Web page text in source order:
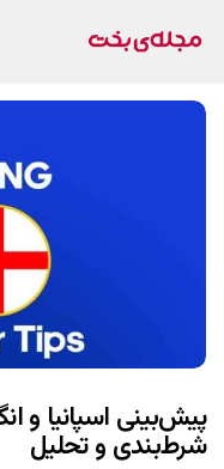
شرط‌بندی و تحلیل